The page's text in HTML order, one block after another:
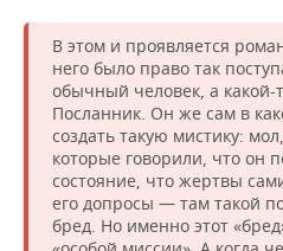
В этом и проявляется
него было право так
обычный человек, а какой-
Посланник. Он же сам в
создать такую мистику:
которые говорили, что он
состояние, что жертвы
его допросы — там такой
бред. Но именно этот